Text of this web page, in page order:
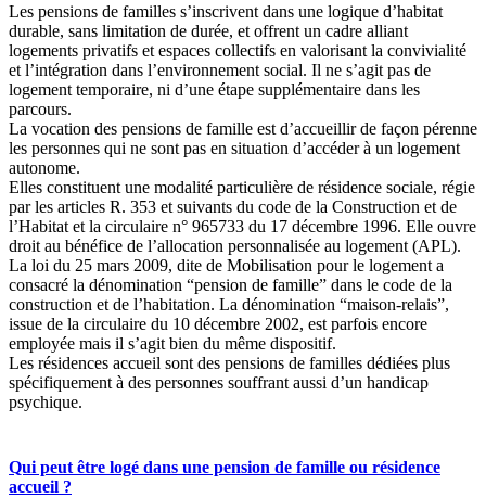
Les pensions de familles s’inscrivent dans une logique d’habitat
durable, sans limitation de durée, et offrent un cadre alliant
logements privatifs et espaces collectifs en valorisant la convivialité
et l’intégration dans l’environnement social. Il ne s’agit pas de
logement temporaire, ni d’une étape supplémentaire dans les
parcours.
La vocation des pensions de famille est d’accueillir de façon pérenne
les personnes qui ne sont pas en situation d’accéder à un logement
autonome.
Elles constituent une modalité particulière de résidence sociale, régie
par les articles R. 353 et suivants du code de la Construction et de
l’Habitat et la circulaire n° 965733 du 17 décembre 1996. Elle ouvre
droit au bénéfice de l’allocation personnalisée au logement (APL).
La loi du 25 mars 2009, dite de Mobilisation pour le logement a
consacré la dénomination “pension de famille” dans le code de la
construction et de l’habitation. La dénomination “maison-relais”,
issue de la circulaire du 10 décembre 2002, est parfois encore
employée mais il s’agit bien du même dispositif.
Les résidences accueil sont des pensions de familles dédiées plus
spécifiquement à des personnes souffrant aussi d’un handicap
psychique.
Qui peut être logé dans une pension de famille ou résidence
accueil ?